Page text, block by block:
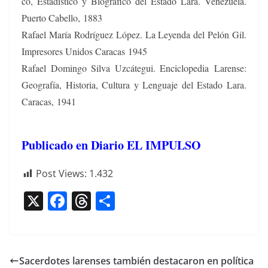
Puer­to Cabel­lo, 1883
Rafael María Rodríguez López. La Leyen­da del Pelón Gil.
Impre­sores Unidos Cara­cas 1945
Rafael Domin­go Sil­va Uzcátegui. Enci­clo­pe­dia Larense:
Geografía, His­to­ria, Cul­tura y Lengua­je del Esta­do Lara.
Cara­cas, 1941
Publicado en Diario EL IMPULSO
Post Views: 1.432
X F
e
T
a p
Sacerdotes larenses también destacaron en política